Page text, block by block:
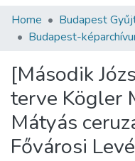
Communities &
Statistics
About us
Home Budapest
Budapest-
[Második
terve Kögler
Mátyás
Fővárosi